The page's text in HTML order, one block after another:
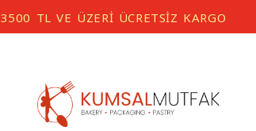
3500 TL VE ÜZERİ ÜCRETSİZ KARGO